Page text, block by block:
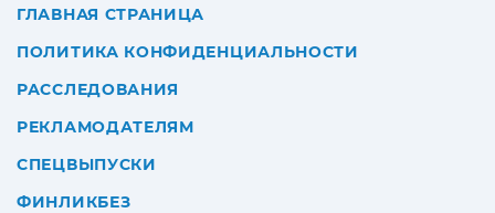
ГЛАВНАЯ СТРАНИЦА
ПОЛИТИКА КОНФИДЕНЦИАЛЬНОСТИ
РАССЛЕДОВАНИЯ
РЕКЛАМОДАТЕЛЯМ
СПЕЦВЫПУСКИ
ФИНЛИКБЕЗ